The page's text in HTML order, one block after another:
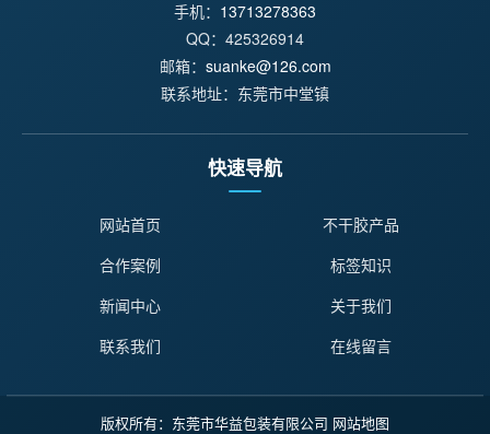
手机： 13713278363
QQ：425326914
邮箱： suanke@126.com
联系地址：东莞市中堂镇
快速导航
网站首页
不干胶产品
合作案例
标签知识
新闻中心
关于我们
联系我们
在线留言
版权所有：东莞市华益包装有限公司 网站地图